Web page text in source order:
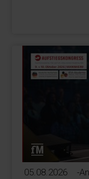
05.08.2026 -